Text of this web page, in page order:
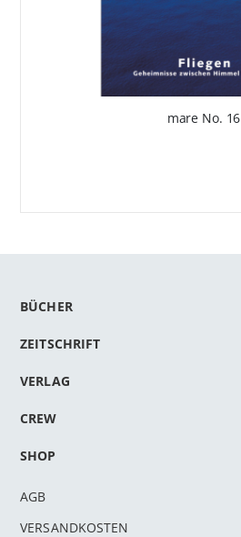
mare No. 16
BÜCHER
ZEITSCHRIFT
VERLAG
CREW
SHOP
AGB
VERSANDKOSTEN